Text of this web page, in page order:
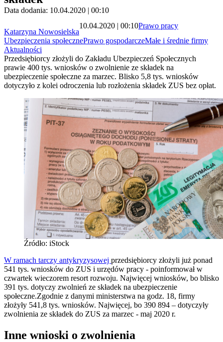
Data dodania: 10.04.2020 | 00:10
Katarzyna Nowosielska
10.04.2020 | 00:10Prawo pracy
Ubezpieczenia społecznePrawo gospodarczeMałe i średnie firmy
Aktualności
Przedsiębiorcy złożyli do Zakładu Ubezpieczeń Społecznych
prawie 400 tys. wniosków o zwolnienie ze składek na
ubezpieczenie społeczne za marzec. Blisko 5,8 tys. wniosków
dotyczyło z kolei odroczenia lub rozłożenia składek ZUS bez opłat.
Źródło: iStock
W ramach tarczy antykryzysowej przedsiębiorcy złożyli już ponad
541 tys. wniosków do ZUS i urzędów pracy - poinformował w
czwartek wieczorem resort rozwoju. Najwięcej wniosków, bo blisko
391 tys. dotyczy zwolnień ze składek na ubezpieczenie
społeczne.Zgodnie z danymi ministerstwa na godz. 18, firmy
złożyły 541,8 tys. wniosków. Najwięcej, bo 390 894 – dotyczyły
zwolnienia ze składek do ZUS za marzec - maj 2020 r.
Inne wnioski o zwolnienia